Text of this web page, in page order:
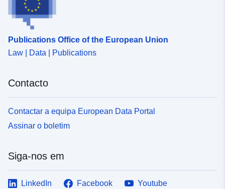
Publications Office of the European Union
Law | Data | Publications
Contacto
Contactar a equipa European Data Portal
Assinar o boletim
Siga-nos em
LinkedIn Facebook
Youtube